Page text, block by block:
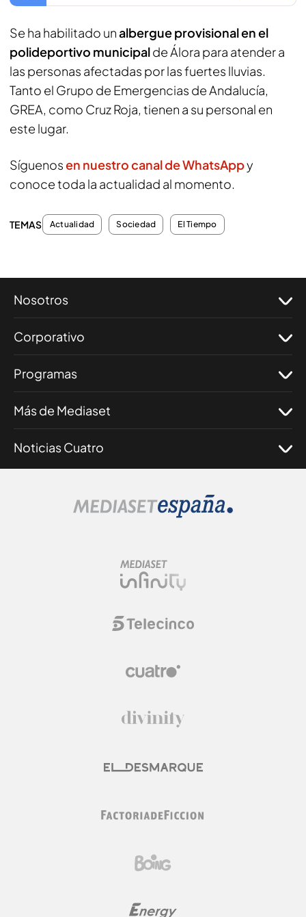
Se ha habilitado unalbergue provisional en el
polideportivo municipalde Álora para atender a
las personas afectadas por las fuertes lluvias.
Tanto el Grupo de Emergencias de Andalucía,
GREA, como Cruz Roja, tienen a su personal en
este lugar.
Síguenosen nuestro canal de WhatsAppy
conoce toda la actualidad al momento.
TEMAS Actualidad Sociedad El Tiempo
Nosotros
Corporativo
Programas
Más de Mediaset
Noticias Cuatro